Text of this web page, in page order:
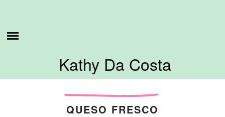
content
Kathy Da CostaTUTORIALES
QUESO FRESCO